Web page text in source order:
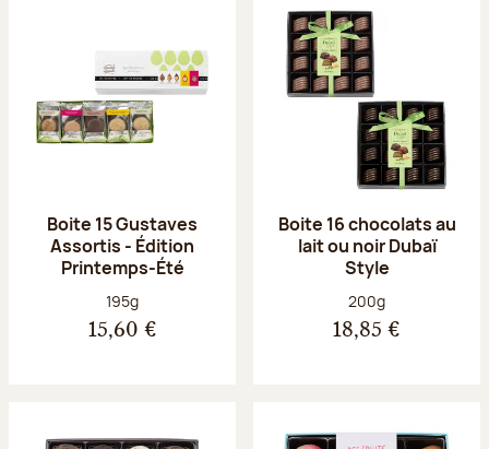
Boite 15 Gustaves
Assortis - Édition
Printemps-Été
Poids net :
195g
15,60 €
Boite 16 chocolats au
lait ou noir Dubaï
Style
Poids net :
200g
18,85 €